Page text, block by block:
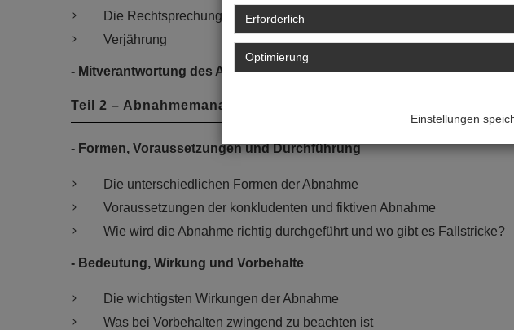
Die Rechtsprechung des BGH zu fiktiven Mangelbeseitigungskosten
Verjährung
- Mitverantwortung des Auftraggebers
Teil 2 – Abnahmemanagement
- Formen, Voraussetzungen und Durchführung
Die unterschiedlichen Formen der Abnahme
Voraussetzungen der konkludenten und fiktiven Abnahme
Wie wird die Abnahme richtig durchgeführt und wo gibt es Fallstricke?
- Bedeutung, Wirkung und Vorbehalte
Die wichtigsten Wirkungen der Abnahme
Was bei Vorbehalten zwingend zu beachten ist
Erforderlich
Optimierung
Einstellungen